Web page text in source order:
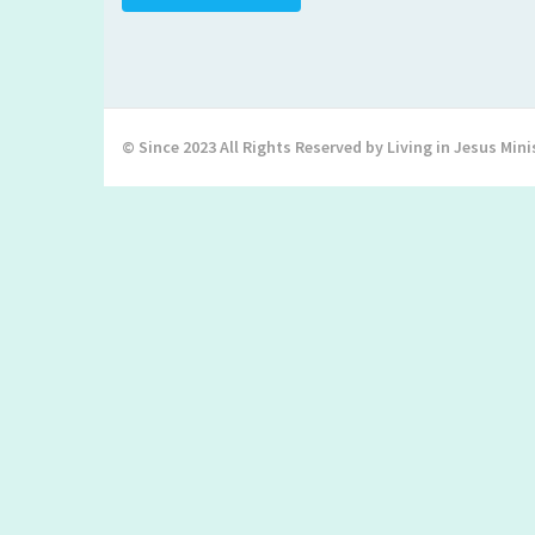
© Since 2023 All Rights Reserved by Living in Jesus